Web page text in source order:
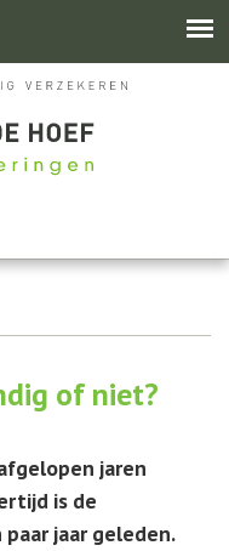
of niet?
jaren
is de
jaar geleden.